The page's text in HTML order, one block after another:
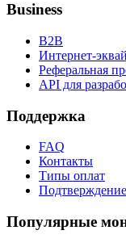
Business
B2B
Интернет-
Реферальная
API для
Поддержка
FAQ
Контакты
Типы оплат
Популярные